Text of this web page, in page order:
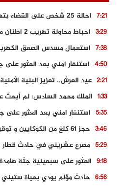
7:21
3:29 احباط محاولة تهريب 2 اطنان من المخدرات بتارودانت
7:38
4:50
2:21
1:33
5:35
3:46 حجز 61 كلغ من الكوكايين و توقيف شخصين بالكركرات
5:29 مصرع عشريني في حادث قطار
9:18 العثور على سبعينية جثة
6:56